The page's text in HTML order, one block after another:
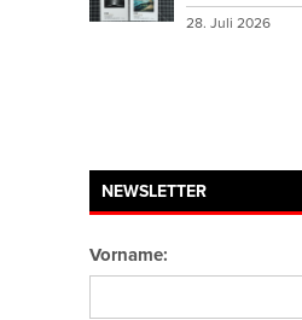
28. Juli 2026
NEWSLETTER
Vorname: